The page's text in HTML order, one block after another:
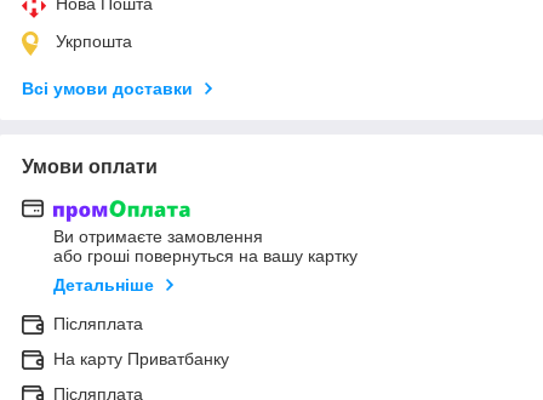
Укрпошта
Всі умови доставки
Умови оплати
Ви отримаєте замовлення
або гроші повернуться на вашу картку
Детальніше
Післяплата
На карту Приватбанку
Післяплата